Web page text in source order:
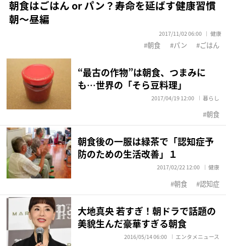
朝食はごはん or パン？寿命を延ばす健康習慣
朝～昼編
2017/11/02 06:00 健康
朝食 パン ごはん
“最古の作物”は朝食、つまみに
も…世界の「そら豆料理」
2017/04/19 12:00 暮らし
朝食
朝食後の一服は緑茶で「認知症予
防のための生活改善」１
2017/02/22 12:00 健康
朝食 認知症
大地真央 若すぎ！朝ドラで話題の
美貌生んだ豪華すぎる朝食
2016/05/14 06:00 エンタメニュース